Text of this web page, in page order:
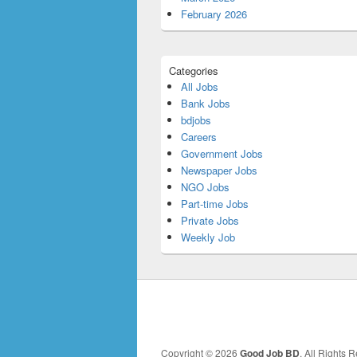
February 2026
Categories
All Jobs
Bank Jobs
bdjobs
Careers
Government Jobs
Newspaper Jobs
NGO Jobs
Part-time Jobs
Private Jobs
Weekly Job
Copyright © 2026 Good Job BD. All Rights